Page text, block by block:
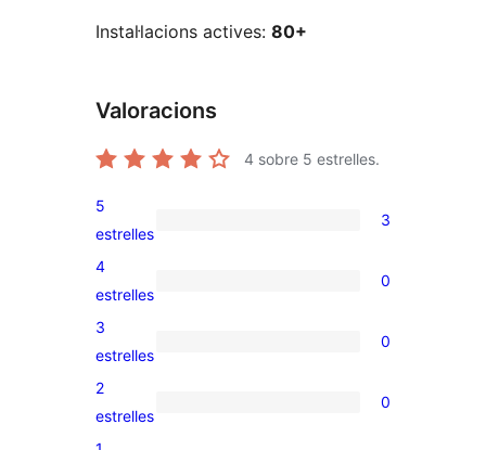
Instal·lacions actives: 80+
Valoracions
4 sobre 5 estrelles.
3
valoracions
de
5
estrelles
3
0
valoracions
de
4
estrelles
0
0
valoracions
de
3
estrelles
0
0
valoracions
2
estrelles
0